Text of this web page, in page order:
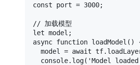
const port = 3000;
// 加载模型
let
async function loadModel ( )
  model =
await tf.
console. log( 'Model